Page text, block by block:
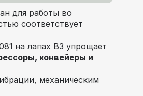
для работы во
соответствует
на лапах В3 упрощает
конвейеры и
механическим